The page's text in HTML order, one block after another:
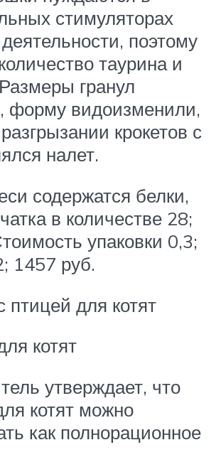
стимуляторах
поэтому
таурина и
гранул
форму видоизменили,
крокетов с
налет.
содержатся белки,
в количестве 28;
упаковки 0,3;
1457 руб.
птицей для котят
котят
утверждает, что
котят можно
как полнорационное